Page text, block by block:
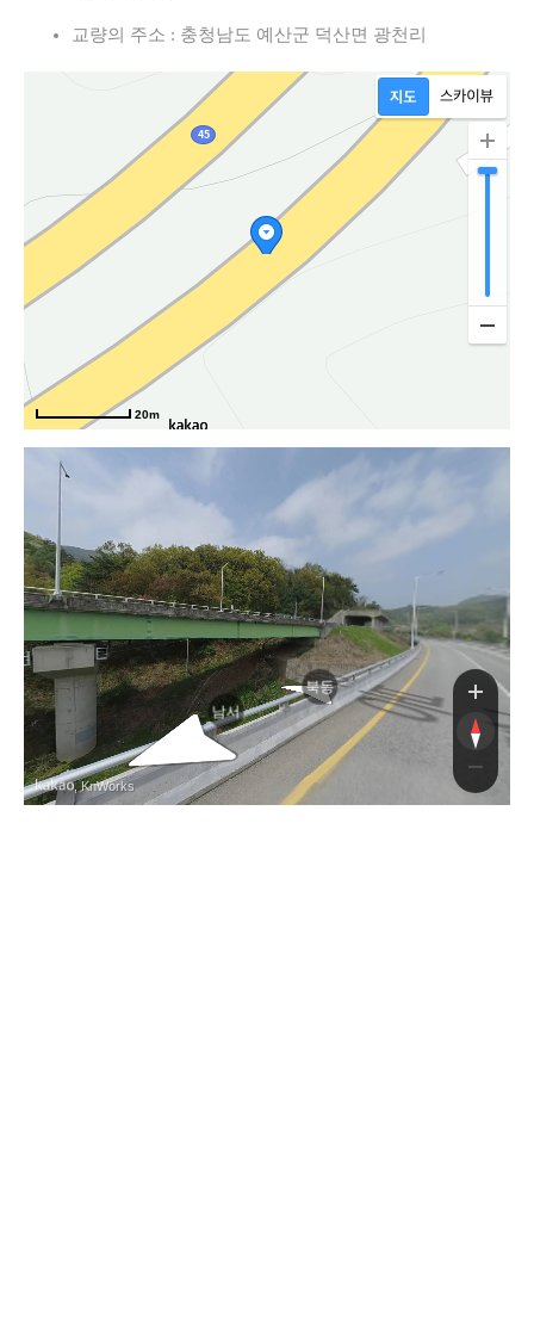
교량의 주소 : 충청남도 예산군 덕산면 광천리
20m
남서
북동
, KnWorks